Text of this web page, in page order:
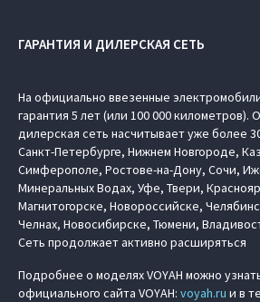
ГАРАНТИЯ И ДИЛЕРСКАЯ СЕТЬ
На официально ввезенные
гарантия 5 лет (или 100 000 километров).
дилерская сеть насчитывает уже более
Санкт-Петербурге, Нижнем Новгороде,
Симферополе, Ростове-на-Дону, Сочи,
Минеральных Водах, Уфе, Твери,
Магнитогорске, Новороссийске,
Челнах, Новосибирске, Тюмени,
Сеть продолжает активно расширяться
Подробнее о моделях VOYAH можно
официального сайта VOYAH: voyah.ru и в